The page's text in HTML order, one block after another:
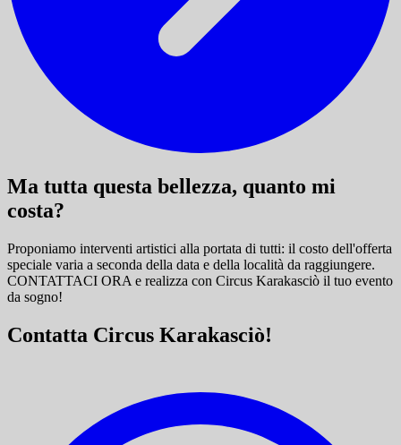
Ma tutta questa bellezza, quanto mi
costa?
Proponiamo interventi artistici alla portata di tutti: il costo dell'offerta
speciale varia a seconda della data e della località da raggiungere.
CONTATTACI ORA e realizza con Circus Karakasciò il tuo evento
da sogno!
Contatta Circus Karakasciò!